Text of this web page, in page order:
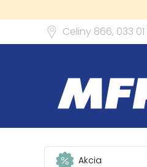
Celiny 866, 033 01
Akcia